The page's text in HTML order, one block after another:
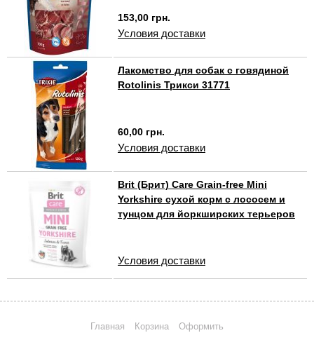
153,00 грн.
Условия доставки
Лакомство для собак с говядиной
Rotolinis Трикси 31771
60,00 грн.
Условия доставки
Brit (Брит) Care Grain-free Mini
Yorkshire сухой корм с лососем и
тунцом для йоркширских терьеров
Условия доставки
Главная Корзина Оформить